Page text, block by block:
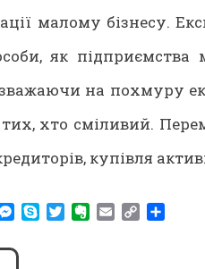
малому бізнесу.
як підприємства
на похмуру
хто сміливий.
купівля
Messenger
SkypeTwitterEvernote
EmailCopy